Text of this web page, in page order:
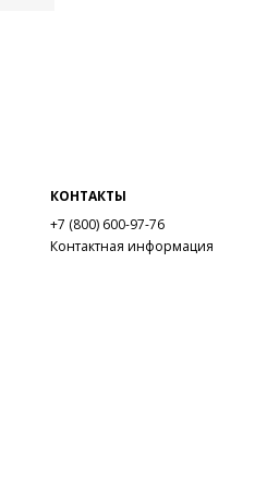
КОНТАКТЫ
+7 (800) 600-97-76
Контактная информация